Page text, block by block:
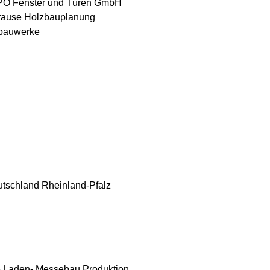
Fenster und Türen GmbH
Holzbauplanung
Rheinland-Pfalz